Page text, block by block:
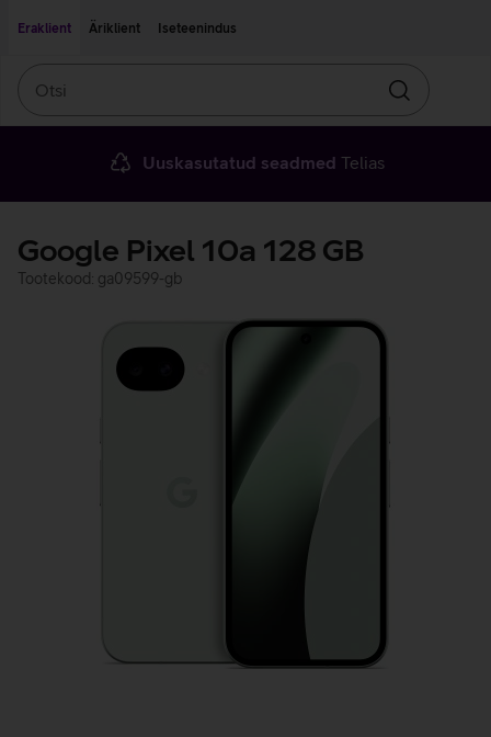
Eraklient
Äriklient Iseteenindus
Otsin
Uuskasutatud seadmed Telias
Google Pixel 10a 128 GB
Tootekood: ga09599-gb